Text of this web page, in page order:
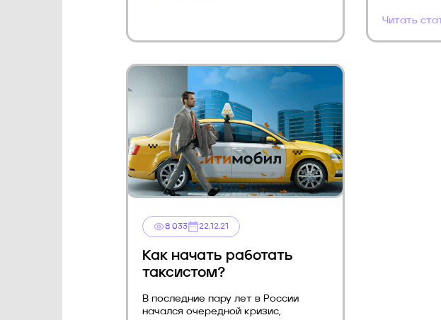
Читать
8 033 22.12.21
Как начать работать
таксистом?
В последние пару лет в России
начался очередной кризис,